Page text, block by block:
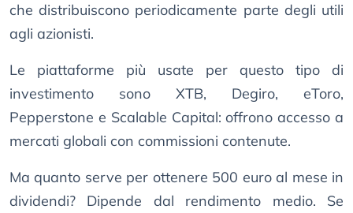
che distribuiscono periodicamente parte degli utili
agli azionisti.
Le piattaforme più usate per questo tipo di
investimento sono XTB, Degiro, eToro,
Pepperstone e Scalable Capital: offrono accesso a
mercati globali con commissioni contenute.
Ma quanto serve per ottenere 500 euro al mese in
dividendi? Dipende dal rendimento medio. Se